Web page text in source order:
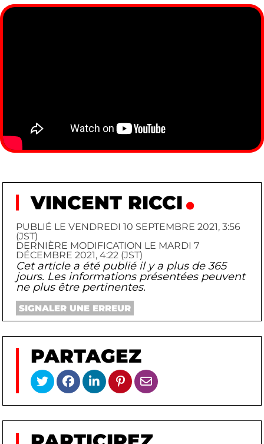
VINCENT RICCI
PUBLIÉ LE VENDREDI 10 SEPTEMBRE 2021, 3:56
(JST)
DERNIÈRE MODIFICATION LE MARDI 7
DÉCEMBRE 2021, 4:22 (JST)
Cet article a été publié il y a plus de 365
jours. Les informations présentées peuvent
ne plus être pertinentes.
SIGNALER UNE ERREUR
PARTAGEZ